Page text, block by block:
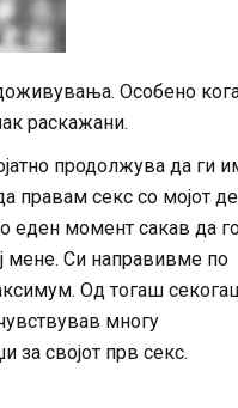
Особено
раскажани.
продолжува да ги
правам секс со мојот
еден момент сакав да
мене. Си направивме по
Од тогаш
многу
за својот прв секс.